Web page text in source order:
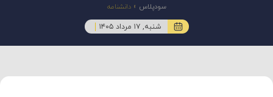
شنبه, ۱۷ مرداد ۱۴۰۵
سودپلاس »دانشنامه